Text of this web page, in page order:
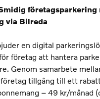
företagsparkering
via Bilreda
en digital
företag att hantera
Genom samarbete
företag tillgång till ett
– 49 kr/månad